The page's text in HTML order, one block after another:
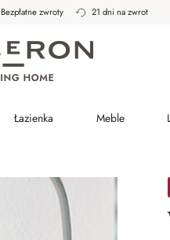
Bezpłatne zwroty 21 dni na zwrot
Łazienka Meble